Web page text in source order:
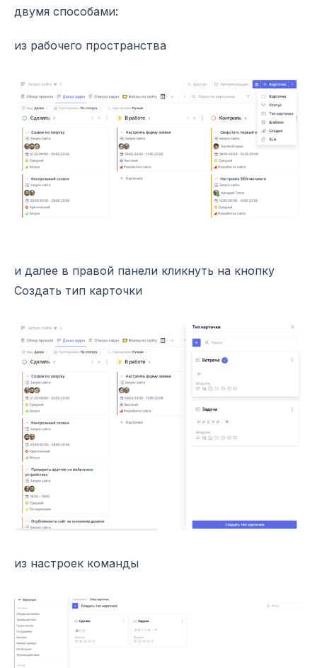
двумя способами:
из рабочего пространства
и далее в правой панели кликнуть на кнопку
Создать тип карточки
из настроек команды